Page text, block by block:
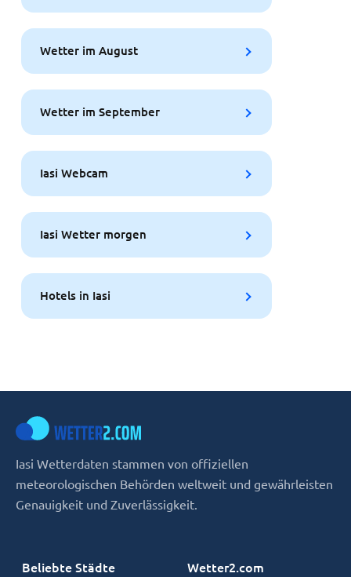
Wetter im August
Wetter im September
Iasi Webcam
Iasi Wetter morgen
Hotels in Iasi
Iasi Wetterdaten stammen von offiziellen
meteorologischen Behörden weltweit und gewährleisten
Genauigkeit und Zuverlässigkeit.
Beliebte Städte Wetter2.com